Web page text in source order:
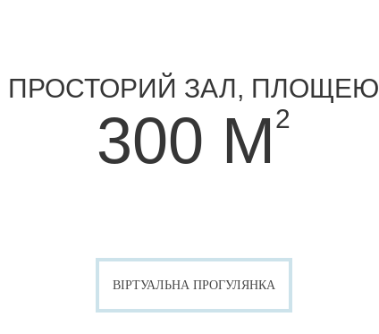
ПРОСТОРИЙ ЗАЛ, ПЛОЩЕЮ
300 М 2
ВІРТУАЛЬНА ПРОГУЛЯНКА